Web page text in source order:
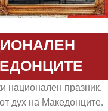
национален празник.
дух на Македонците,